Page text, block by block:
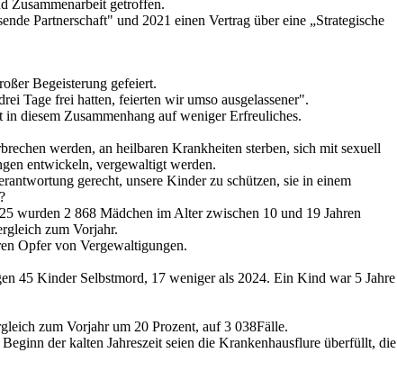
Zusammenarbeit getroffen.
Partnerschaft" und 2021 einen Vertrag über eine „Strategische
Begeisterung gefeiert.
Tage frei hatten, feierten wir umso ausgelassener".
diesem Zusammenhang auf weniger Erfreuliches.
werden, an heilbaren Krankheiten sterben, sich mit sexuell
entwickeln, vergewaltigt werden.
gerecht, unsere Kinder zu schützen, sie in einem
wurden 2 868 Mädchen im Alter zwischen 10 und 19 Jahren
zum Vorjahr.
Opfer von Vergewaltigungen.
45 Kinder Selbstmord, 17 weniger als 2024. Ein Kind war 5 Jahre
zum Vorjahr um 20 Prozent, auf 3 038Fälle.
der kalten Jahreszeit seien die Krankenhausflure überfüllt, die